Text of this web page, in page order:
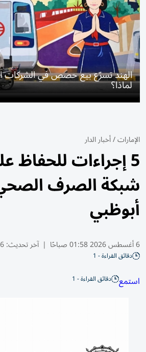
الهند تسرّع بيع حصص في الشركات
لماذا؟
الإمارات/أخبار الدار
5 إجراءات للحفاظ
شبكة الصرف
أبوظبي
6 أغسطس 2026 01:58 صباحًا | آخر تحديث:6 أغسطس 02:01 2026
دقائق القراءة - 1
استمع دقائق القراءة - 1